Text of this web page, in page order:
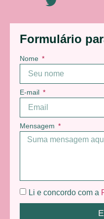
Formulário
Nome
E-mail
Mensagem
Li e concordo com a